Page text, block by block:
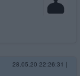
28.05.20 22:26:31 |